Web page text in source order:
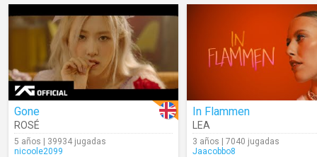
Gone
ROSÉ
5 años | 39934 jugadas
nicoole2099
In Flammen
LEA
3 años | 7040 jugadas
Jaacobbo8